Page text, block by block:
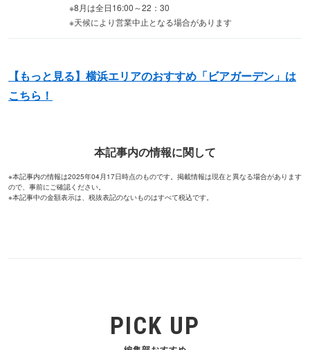
※8月は全日16:00～22：30
※天候により営業中止となる場合があります
【もっと見る】横浜エリアのおすすめ「ビアガーデン」は
こちら！
本記事内の情報に関して
※本記事内の情報は2025年04月17日時点のものです。掲載情報は現在と異なる場合があります
ので、事前にご確認ください。
※本記事中の金額表示は、税抜表記のないものはすべて税込です。
PICK UP